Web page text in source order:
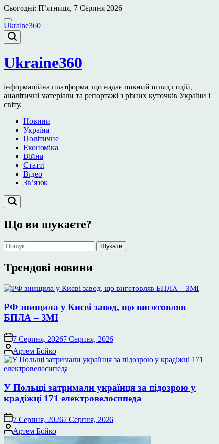
Перейти
до
вмісту
Сьогодні: П’ятниця, 7 Серпня 2026
Ukraine360
Ukraine360
інформаційна платформа, що надає повний огляд подій,
аналітичні матеріали та репортажі з різних куточків України і
світу.
Новини
Україна
Політичне
Економіка
Війна
Статті
Відео
Зв’язок
Що ви шукаєте?
Пошук:
Трендові новини
РФ знищила у Києві завод, що виготовляв
БПЛА – ЗМІ
7 Серпня, 20267 Серпня, 2026
Опубліковано
Артем Бойко
У Польщі затримали українця за підозрою у
крадіжці 171 електровелосипеда
7 Серпня, 20267 Серпня, 2026
Опубліковано
Артем Бойко